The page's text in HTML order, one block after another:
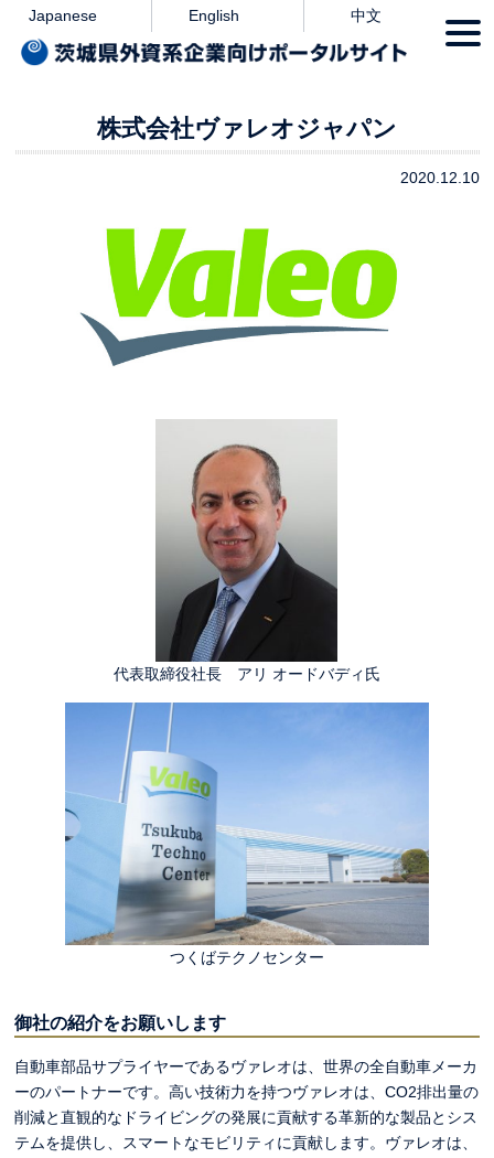
本文へ
Japanese English 中文
株式会社ヴァレオジャパン
2020.12.10
代表取締役社長 アリ オードバディ氏
つくばテクノセンター
御社の紹介をお願いします
自動車部品サプライヤーであるヴァレオは、世界の全自動車メーカ
ーのパートナーです。高い技術力を持つヴァレオは、CO2排出量の
削減と直観的なドライビングの発展に貢献する革新的な製品とシス
テムを提供し、スマートなモビリティに貢献します。ヴァレオは、